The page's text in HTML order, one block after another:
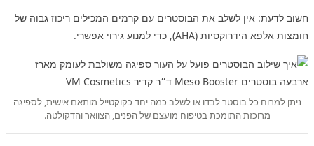
חשוב לדעת: אין לשלב את הבוסטרים עם קרמים המכילים ריכוז גבוה של
חומצות אלפא הידרוקסיות (AHA), כדי למנוע גירוי אפשרי.
ניתן למרוח כל בוסטר לבדו או לשלב כמה יחד כקוקטייל מותאם אישית, לספיגה
מרוכזת התומכת בטיפוח מועצם של הפנים, הצוואר והדקולטה.